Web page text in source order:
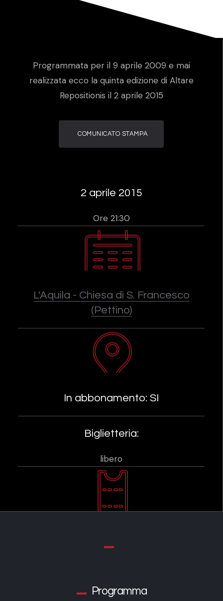
Programmata per il 9 aprile 2009 e mai
realizzata ecco la quinta edizione di Altare
Repositionis il 2 aprile 2015
COMUNICATO STAMPA
2 aprile 2015
Ore 21:30
L'Aquila - Chiesa di S. Francesco
(Pettino)
In abbonamento: SI
Biglietteria:
libero
Programma